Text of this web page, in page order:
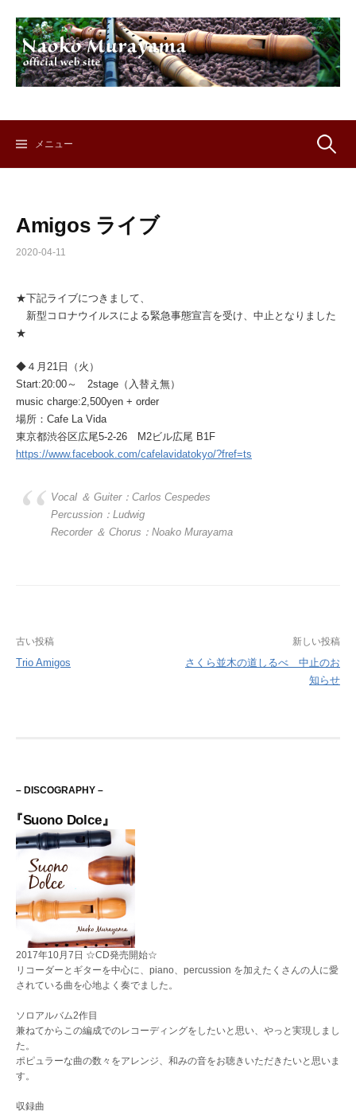
プ
メニュー 検
Amigos ライブ
2020-04-11
★下記ライブにつきまして、
新型コロナウイルスによる緊急事態宣言を受け、中止となりました
★
◆４月21日（火）
Start:20:00～ 2stage（入替え無）
music charge:2,500yen + order
場所：Cafe La Vida
東京都渋谷区広尾5-2-26 M2ビル広尾 B1F
https://www.facebook.com/cafelavidatokyo/?fref=ts
Vocal ＆ Guiter：Carlos Cespedes
Percussion：Ludwig
Recorder ＆ Chorus：Noako Murayama
投
ー
シ
ョ
ン
古い投稿
Trio Amigos
新しい投稿
さくら並木の道しるべ 中止のお
知らせ
– DISCOGRAPHY –
Suono Dolce』
2017年10月7日 ☆CD発売開始☆
リコーダーとギターを中心に、piano、percussion を加えたくさんの人に愛
されている曲を心地よく奏でました。
ソロアルバム2作目
兼ねてからこの編成でのレコーディングをしたいと思い、やっと実現しまし
た。
ポピュラーな曲の数々をアレンジ、和みの音をお聴きいただきたいと思いま
す。
収録曲